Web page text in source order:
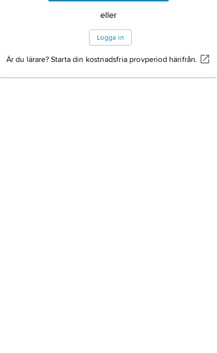
eller
Logga in
Är du lärare? Starta din kostnadsfria provperiod härifrån.